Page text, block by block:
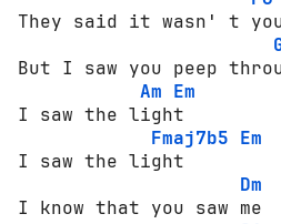
They said it wasn' t
But I saw you peep
Am Em
I saw the light
Fmaj7b5 Em
I saw the light
Dm
I know that you saw me